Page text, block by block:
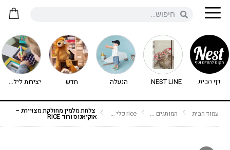
דף הבית NEST LINE הנעלה חדש יצירות לילדים - יצירה לילדים
עמוד הבית המותגים שלנו rice כלי מלמין צלחת מלמין מחולקת מצויירת –
אוקיאנוס ורוד RICE